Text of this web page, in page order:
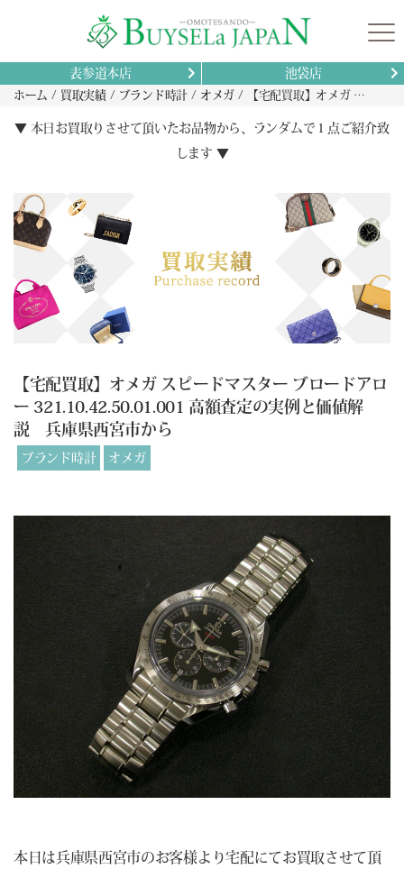
表参道本店 池袋店
ホーム 買取実績 ブランド時計 オメガ 【宅配買取】オメガ スピードマスター ブロードアロー 321.10.42.50.01.001 高額査定の実例と価値解説 兵庫県西宮市から
▼ 本日お買取りさせて頂いたお品物から、ランダムで１点ご紹介致
します ▼
【宅配買取】オメガ スピードマスター ブロードアロ
ー 321.10.42.50.01.001 高額査定の実例と価値解
説 兵庫県西宮市から
ブランド時計 オメガ
本日は兵庫県西宮市のお客様より宅配にてお買取させて頂